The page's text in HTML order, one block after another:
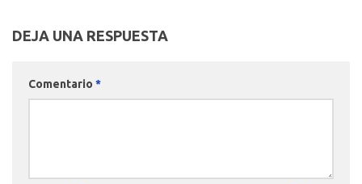
DEJA UNA RESPUESTA
Comentario *